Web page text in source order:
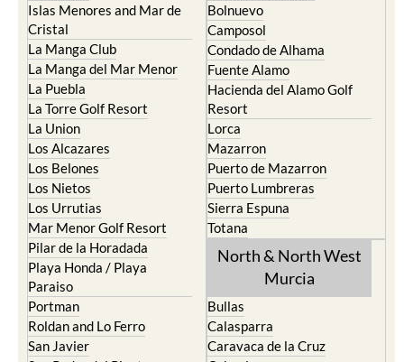
Islas Menores and Mar de
Cristal
La Manga Club
La Manga del Mar Menor
La Puebla
La Torre Golf Resort
La Union
Los Alcazares
Los Belones
Los Nietos
Los Urrutias
Mar Menor Golf Resort
Pilar de la Horadada
Playa Honda / Playa
Paraiso
Portman
Roldan and Lo Ferro
San Javier
Bolnuevo
Camposol
Condado de Alhama
Fuente Alamo
Hacienda del Alamo Golf
Resort
Lorca
Mazarron
Puerto de Mazarron
Puerto Lumbreras
Sierra Espuna
Totana
North & North West
Murcia
Bullas
Calasparra
Caravaca de la Cruz